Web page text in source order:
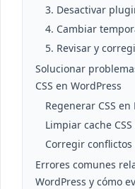
3. Desactivar
4. Cambiar
5. Revisar y
Solucionar
CSS en WordPress
Regenerar CSS
Limpiar cache
Corregir conflictos
Errores comunes
WordPress y cómo